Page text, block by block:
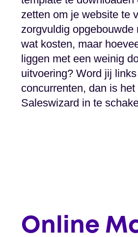
zetten om je website te
zorgvuldig
wat kosten, maar
liggen met een weinig
uitvoering? Word jij
concurrenten, dan is
Saleswizard in te
Online